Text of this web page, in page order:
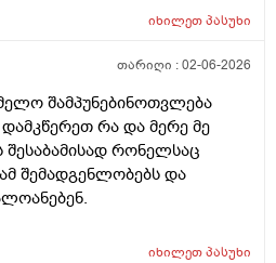
მანიპულაციაში, სხვის რაიმე
საერთოდ არ
შემიძლია. 2. გლანდები
ასაკში გლანდები და ყელი
ექიმმა მაშინ გლანდების
არ დაუჯერეს
კურსი არ
ახლა აღარც ყელი
არც სხვა რამ,
იხილეთპასუხი
თარიღი :02-06-2026
შამპუნებინოთვლება
რა და მერე მე
რონელსაც
შემადგენლობებს და
იხილეთპასუხი